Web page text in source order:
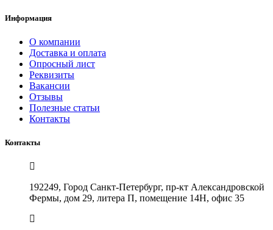
Информация
О компании
Доставка и оплата
Опросный лист
Реквизиты
Вакансии
Отзывы
Полезные статьи
Контакты
Контакты
192249, Город Санкт-Петербург, пр-кт Александровской
Фермы, дом 29, литера П, помещение 14Н, офис 35